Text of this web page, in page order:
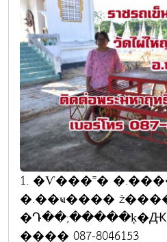
1. �Ѵ���˭�
�.��ҹ����
���� 087-8046153